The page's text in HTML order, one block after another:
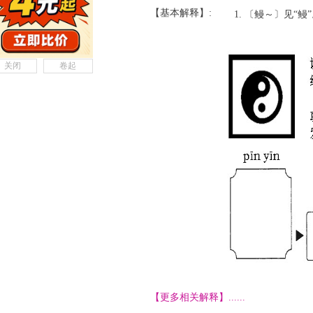
【基本解释】: 〔鳗～〕见“鳗
【更多相关解释】......
关闭 卷起